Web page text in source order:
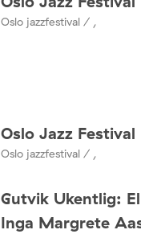
Oslo jazzfestival / ,
Oslo Jazz Festival
Oslo jazzfestival / ,
Gutvik Ukentlig:
Inga Margrete